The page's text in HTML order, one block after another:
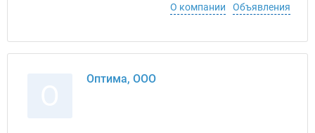
О компании
Объявления
Оптима, ООО